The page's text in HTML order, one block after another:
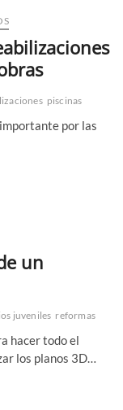
piscinas
por las
un
juveniles reformas
hacer todo el
los planos 3D…